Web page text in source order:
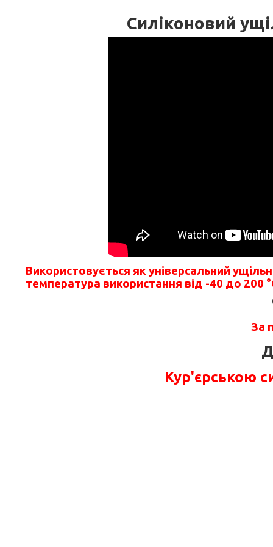
Силіконовий
Використовується як універсальний
температура використання від -40 до 200
За
Кур'єрською